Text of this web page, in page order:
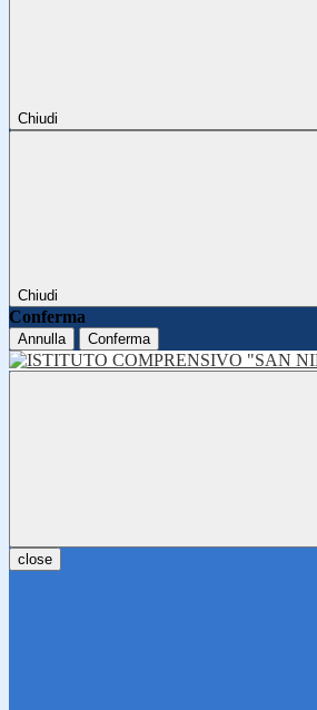
Chiudi
Chiudi
Conferma
Annulla Conferma
close